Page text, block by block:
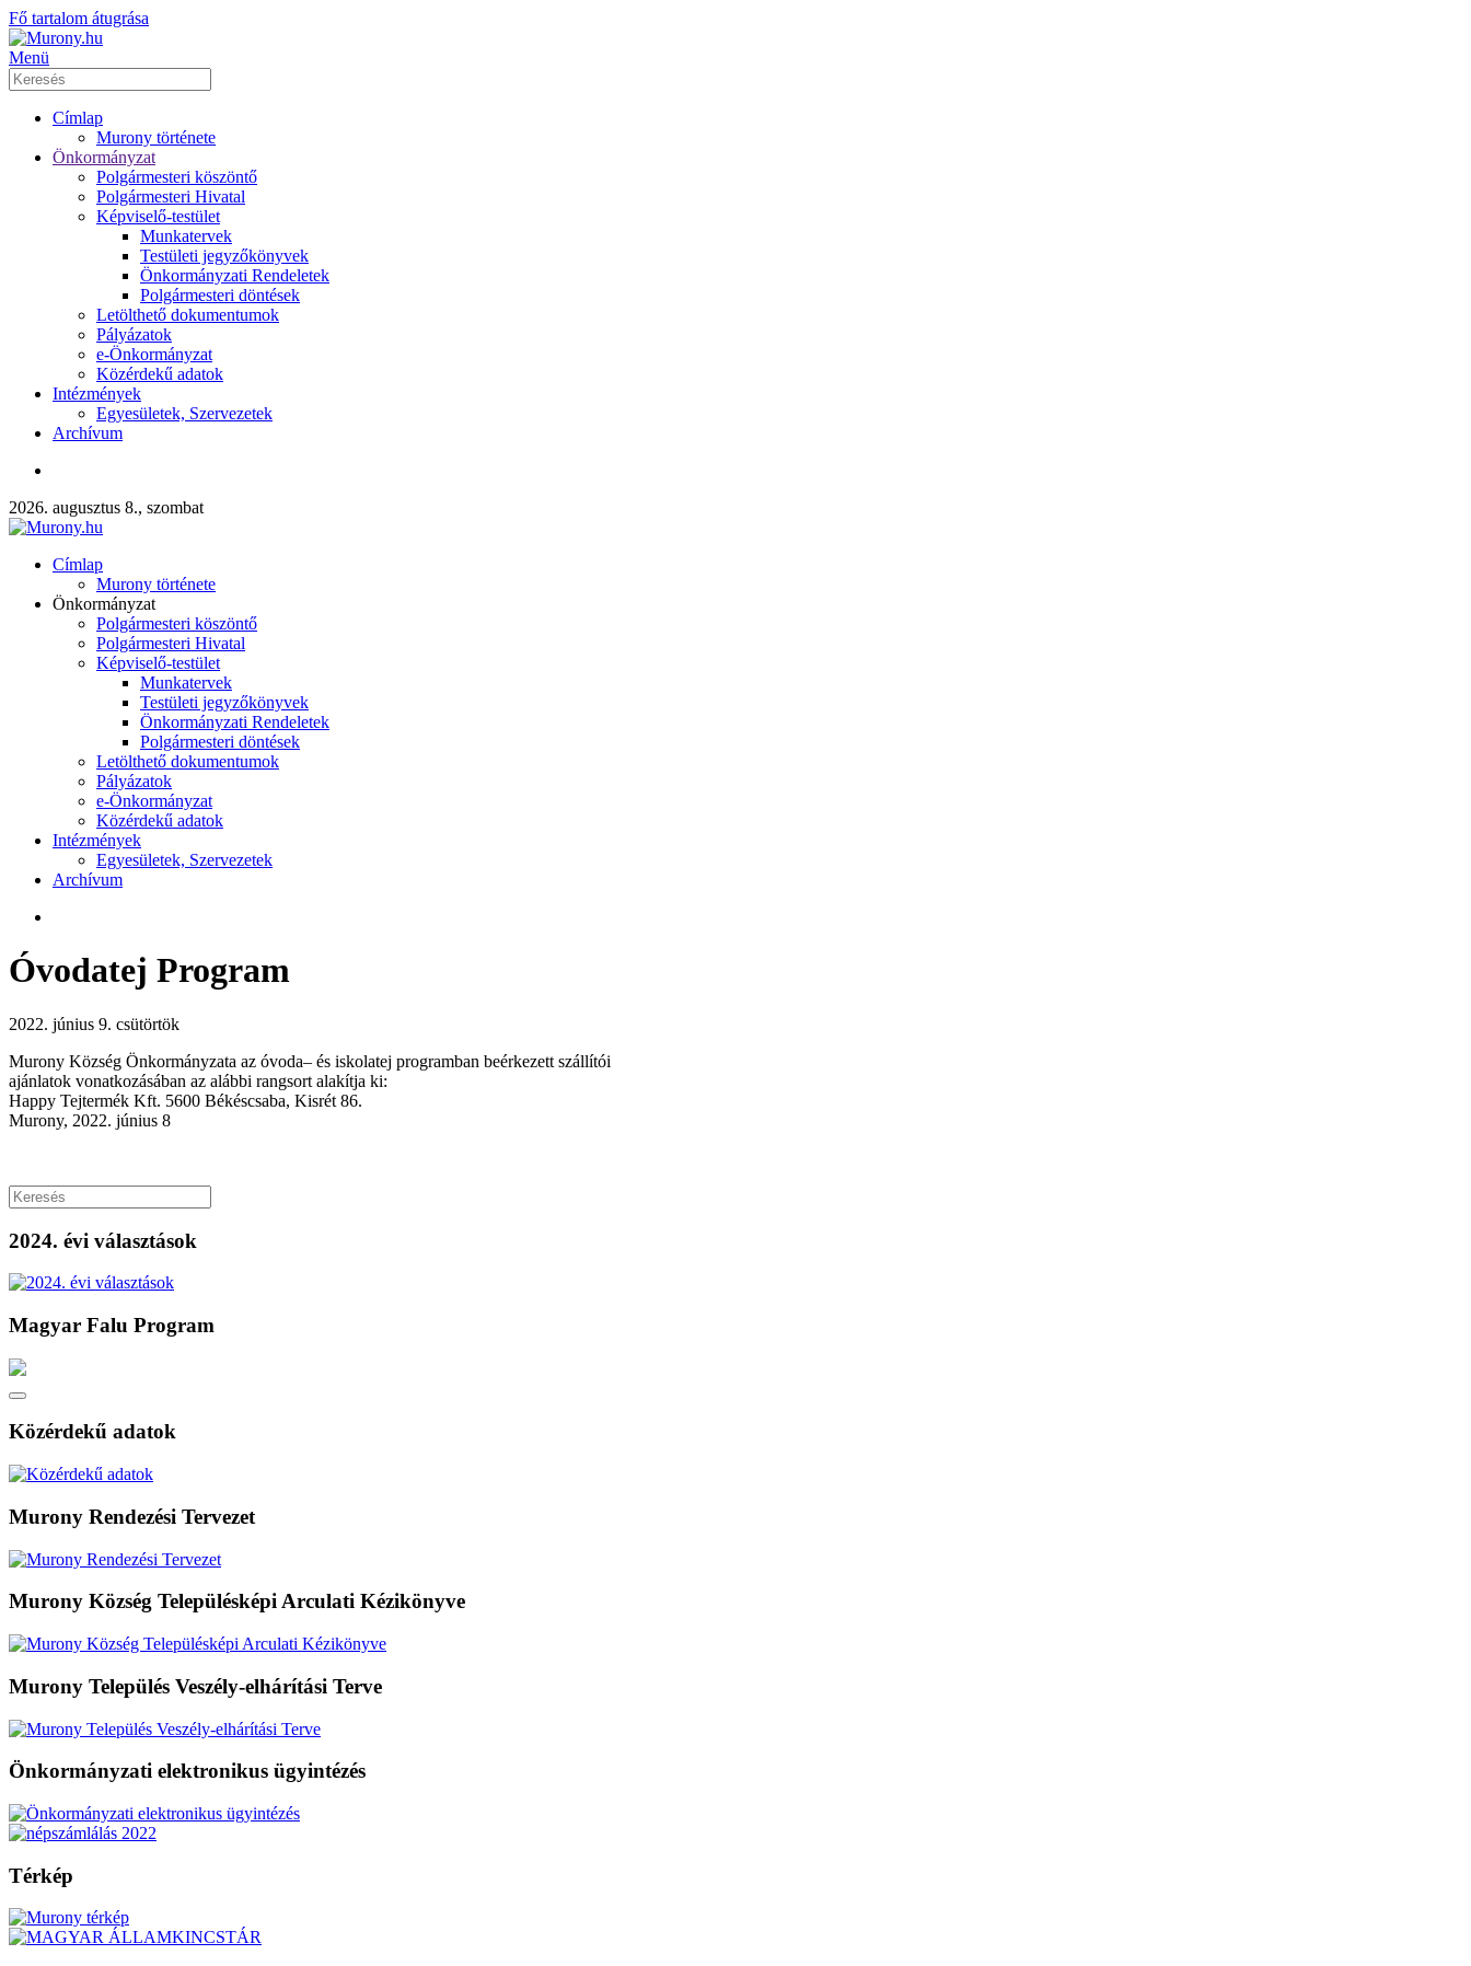
Fő tartalom átugrása
Menü
Címlap
Murony története
Önkormányzat
Polgármesteri köszöntő
Polgármesteri Hivatal
Képviselő-testület
Munkatervek
Testületi jegyzőkönyvek
Önkormányzati Rendeletek
Polgármesteri döntések
Letölthető dokumentumok
Pályázatok
e-Önkormányzat
Közérdekű adatok
Intézmények
Egyesületek, Szervezetek
Archívum
2026. augusztus 8., szombat
Címlap
Murony története
Önkormányzat
Polgármesteri köszöntő
Polgármesteri Hivatal
Képviselő-testület
Munkatervek
Testületi jegyzőkönyvek
Önkormányzati Rendeletek
Polgármesteri döntések
Letölthető dokumentumok
Pályázatok
e-Önkormányzat
Közérdekű adatok
Intézmények
Egyesületek, Szervezetek
Archívum
Óvodatej Program
2022. június 9. csütörtök
Murony Község Önkormányzata az óvoda– és iskolatej programban beérkezett szállítói
ajánlatok vonatkozásában az alábbi rangsort alakítja ki:
Happy Tejtermék Kft. 5600 Békéscsaba, Kisrét 86.
Murony, 2022. június 8
2024. évi választások
Magyar Falu Program
Közérdekű adatok
Murony Rendezési Tervezet
Murony Község Településképi Arculati Kézikönyve
Murony Település Veszély-elhárítási Terve
Önkormányzati elektronikus ügyintézés
Térkép